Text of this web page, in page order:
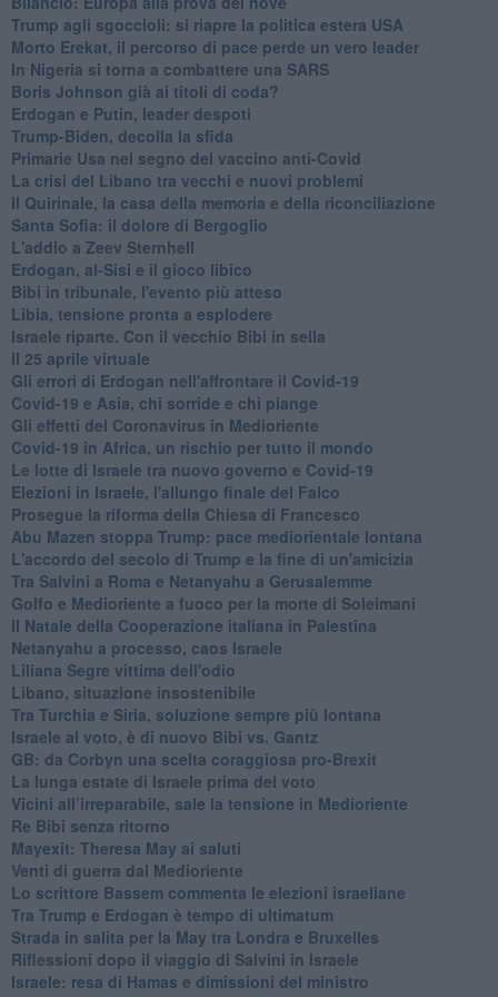
Trump agli sgoccioli: si riapre la politica estera USA
Morto Erekat, il percorso di pace perde un vero leader
In Nigeria si torna a combattere una SARS
Boris Johnson già ai titoli di coda?
Erdogan e Putin, leader despoti
Trump-Biden, decolla la sfida
Primarie Usa nel segno del vaccino anti-Covid
La crisi del Libano tra vecchi e nuovi problemi
Il Quirinale, la casa della memoria e della riconciliazione
Santa Sofia: il dolore di Bergoglio
L'addio a ​Zeev Sternhell
Erdogan, al-Sisi e il gioco libico
Bibi in tribunale, l'evento più atteso
Libia, tensione pronta a esplodere
Israele riparte. Con il vecchio Bibi in sella
Il 25 aprile virtuale
Gli errori di Erdogan nell'affrontare il Covid-19
Covid-19 e Asia, chi sorride e chi piange
Gli effetti del Coronavirus in Medioriente
Covid-19 in Africa, un rischio per tutto il mondo
Le lotte di Israele tra nuovo governo e Covid-19
Elezioni in Israele, l'allungo finale del Falco
Prosegue la riforma della Chiesa di Francesco
Abu Mazen stoppa Trump: pace mediorientale lontana
L'accordo del secolo di Trump e la fine di un'amicizia
Tra Salvini a Roma e Netanyahu a Gerusalemme
Golfo e Medioriente a fuoco per la morte di Soleimani
Il Natale della Cooperazione italiana in Palestina
Netanyahu a processo, caos Israele
Liliana Segre vittima dell'odio
Libano, situazione insostenibile
Tra Turchia e Siria, soluzione sempre più lontana
Israele al voto, è di nuovo Bibi vs. Gantz
GB: da Corbyn una scelta coraggiosa pro-Brexit
La lunga estate di Israele prima del voto
Vicini all’irreparabile, sale la tensione in Medioriente
Re Bibi senza ritorno
Mayexit: Theresa May ai saluti
Venti di guerra dal Medioriente
Lo scrittore Bassem commenta le elezioni israeliane
Tra Trump e Erdogan è tempo di ultimatum
Strada in salita per la May tra Londra e Bruxelles
Riflessioni dopo il viaggio di Salvini in Israele
Israele: resa di Hamas e dimissioni del ministro